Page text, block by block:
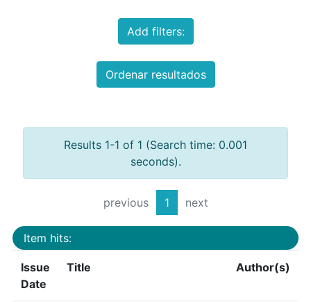
Add filters:
Ordenar resultados
Results 1-1 of 1 (Search time: 0.001
seconds).
previous 1 next
Item hits:
Issue
Date
Title Author(s)